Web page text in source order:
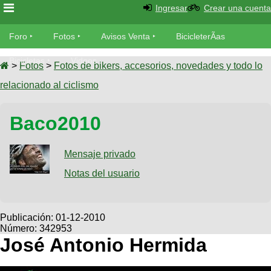
Foro
Foro
TÃ©cnica
Fotos
tu foto
Galeria
XC
Viajes
Descenso
SUBÃ
tu
Buscar
Ultimos
Fotos
BicicleterÃ­
as
Bicicletas
Tandem
Videos
Cicloturismo
Ingresar Crear una cuenta
Foro Fotos Avisos Venta BicicleterÃ­as
Bicicletas Videos
> Fotos > Fotos de bikers, accesorios, novedades y todo lo
relacionado al ciclismo
Baco2010
Mensaje privado
Notas del usuario
Publicación: 01-12-2010
Número: 342953
José Antonio Hermida